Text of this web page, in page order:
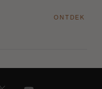
ONTDEK